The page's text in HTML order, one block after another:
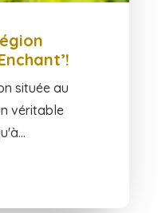
située au
véritable